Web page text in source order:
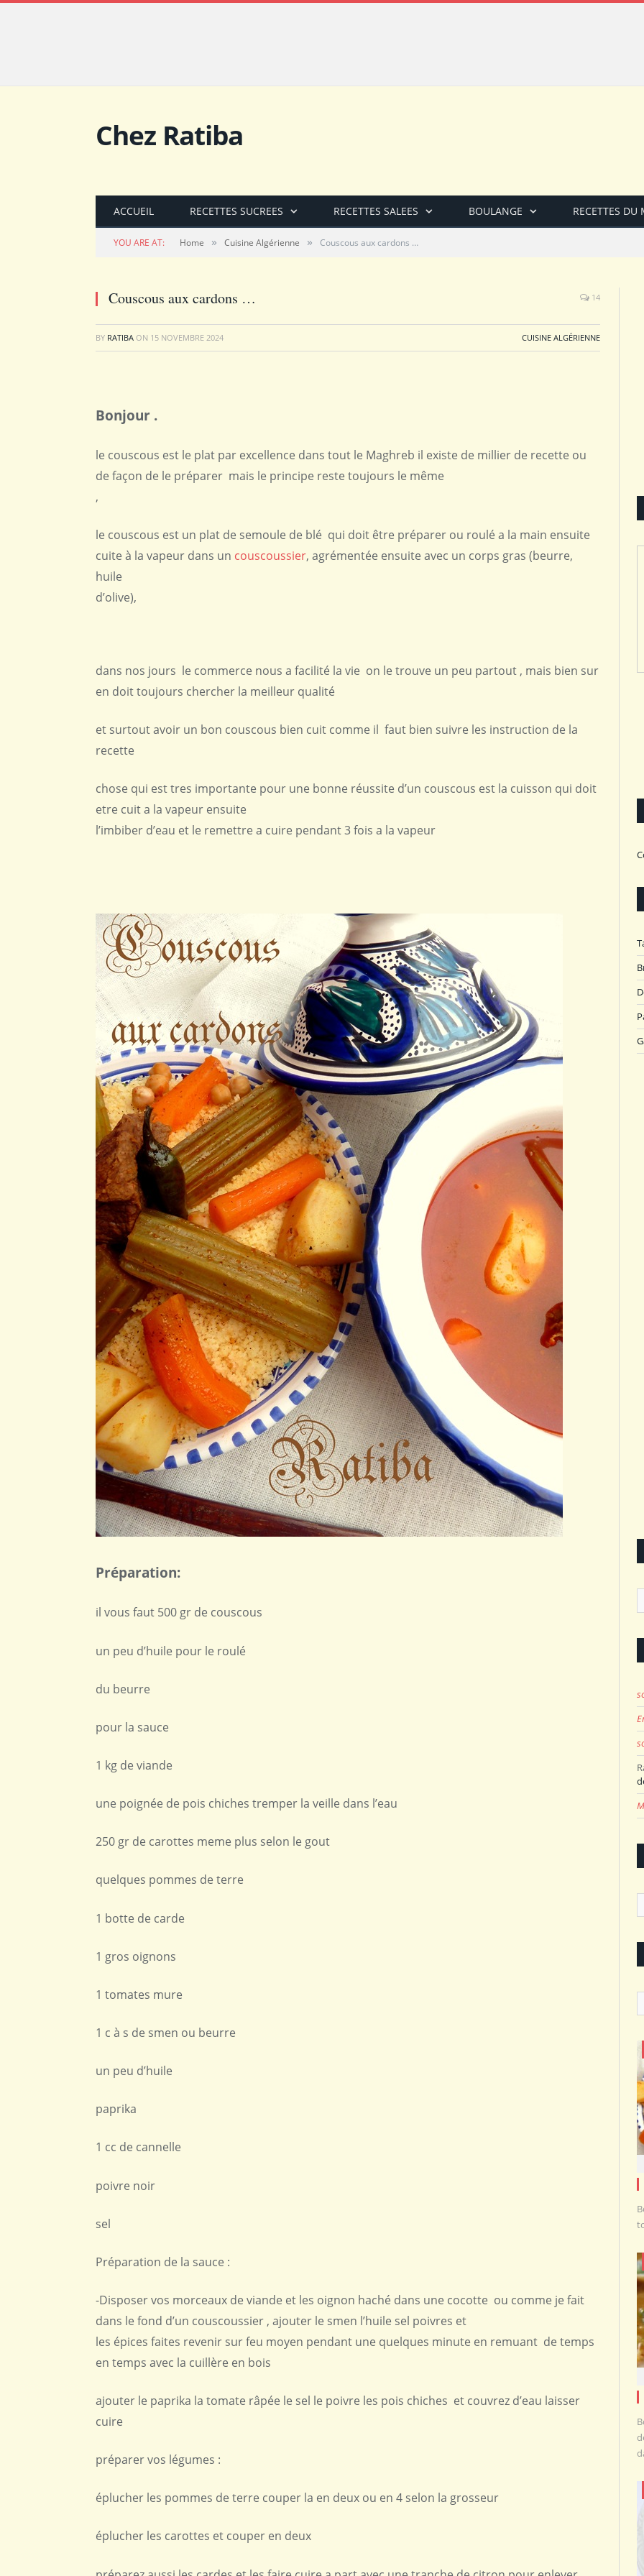
Chez Ratiba
ACCUEIL RECETTES SUCREES RECETTES SALEES BOULANGE RECETTES DU
YOU ARE AT: Home » Cuisine Algérienne » Couscous aux cardons …
Couscous aux cardons … 14
BY RATIBA ON 15 NOVEMBRE 2024 CUISINE ALGÉRIENNE
Bonjour .
le couscous est le plat par excellence dans tout le Maghreb il existe de millier de recette ou
de façon de le préparer mais le principe reste toujours le même
,
le couscous est un plat de semoule de blé qui doit être préparer ou roulé a la main ensuite
cuite à la vapeur dans un couscoussier, agrémentée ensuite avec un corps gras (beurre,
huile
d’olive),
dans nos jours le commerce nous a facilité la vie on le trouve un peu partout , mais bien sur
en doit toujours chercher la meilleur qualité
et surtout avoir un bon couscous bien cuit comme il faut bien suivre les instruction de la
recette
chose qui est tres importante pour une bonne réussite d’un couscous est la cuisson qui doit
etre cuit a la vapeur ensuite
l’imbiber d’eau et le remettre a cuire pendant 3 fois a la vapeur
Préparation:
il vous faut 500 gr de couscous
un peu d’huile pour le roulé
du beurre
pour la sauce
1 kg de viande
une poignée de pois chiches tremper la veille dans l’eau
250 gr de carottes meme plus selon le gout
quelques pommes de terre
1 botte de carde
1 gros oignons
1 tomates mure
1 c à s de smen ou beurre
un peu d’huile
paprika
1 cc de cannelle
poivre noir
sel
Préparation de la sauce :
-Disposer vos morceaux de viande et les oignon haché dans une cocotte ou comme je fait
dans le fond d’un couscoussier , ajouter le smen l’huile sel poivres et
les épices faites revenir sur feu moyen pendant une quelques minute en remuant de temps
en temps avec la cuillère en bois
ajouter le paprika la tomate râpée le sel le poivre les pois chiches et couvrez d’eau laisser
cuire
préparer vos légumes :
éplucher les pommes de terre couper la en deux ou en 4 selon la grosseur
éplucher les carottes et couper en deux